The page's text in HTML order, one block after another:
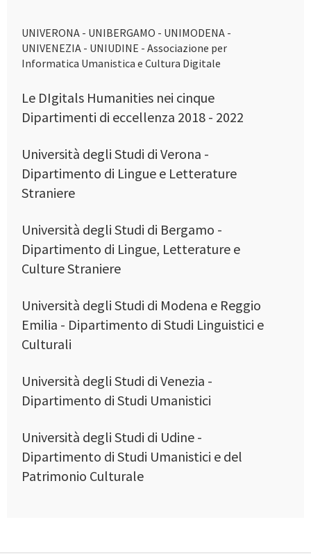
UNIVERONA - UNIBERGAMO - UNIMODENA -
UNIVENEZIA - UNIUDINE - Associazione per
Informatica Umanistica e Cultura Digitale
Le DIgitals Humanities nei cinque
Dipartimenti di eccellenza 2018 - 2022
Università degli Studi di Verona -
Dipartimento di Lingue e Letterature
Straniere
Università degli Studi di Bergamo -
Dipartimento di Lingue, Letterature e
Culture Straniere
Università degli Studi di Modena e Reggio
Emilia - Dipartimento di Studi Linguistici e
Culturali
Università degli Studi di Venezia -
Dipartimento di Studi Umanistici
Università degli Studi di Udine -
Dipartimento di Studi Umanistici e del
Patrimonio Culturale